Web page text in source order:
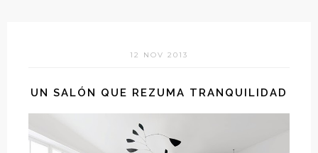
12 NOV 2013
UN SALÓN QUE REZUMA TRANQUILIDAD